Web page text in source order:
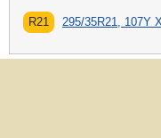
R21 295/35R21, 107Y